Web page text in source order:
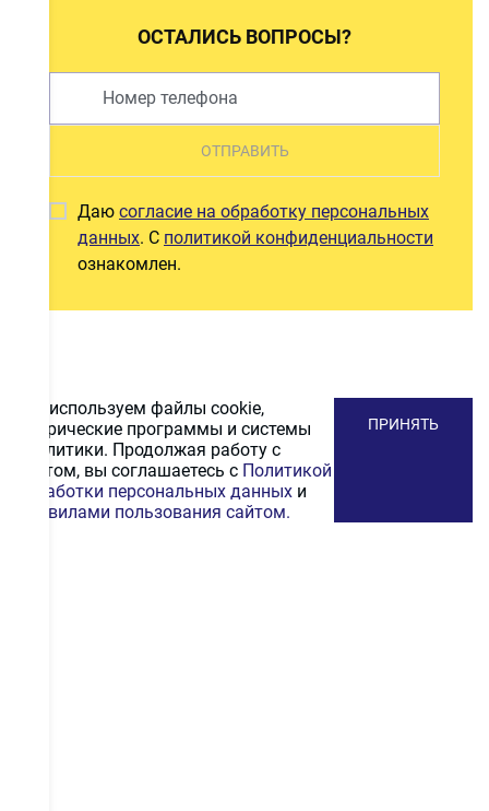
ОСТАЛИСЬ ВОПРОСЫ?
ОТПРАВИТЬ
Даю согласие на обработку персональных
данных. С политикой конфиденциальности
ознакомлен.
Мы используем файлы cookie,
метрические программы и системы
аналитики. Продолжая работу с
сайтом, вы соглашаетесь с Политикой
обработки персональных данных и
Правилами пользования сайтом.
ПРИНЯТЬ
ПОДПИСАТЬСЯ